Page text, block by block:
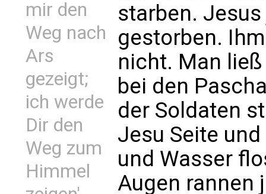
mir den
Weg nach
Ars
gezeigt;
ich werde
Dir den
Weg zum
Himmel
starben.
gestorben.
nicht. Man
bei den
der Soldaten
Jesu Seite
und Wasser
Augen rannen